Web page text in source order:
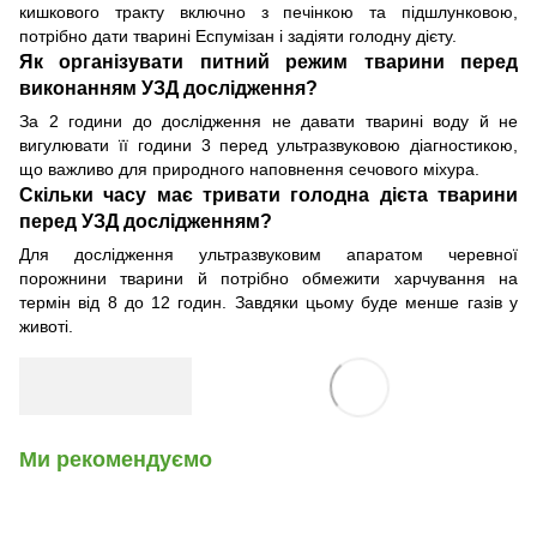
кишкового тракту включно з печінкою та підшлунковою,
потрібно дати тварині Еспумізан і задіяти голодну дієту.
Як організувати питний режим тварини перед
виконанням УЗД дослідження?
За 2 години до дослідження не давати тварині воду й не
вигулювати її години 3 перед ультразвуковою діагностикою,
що важливо для природного наповнення сечового міхура.
Скільки часу має тривати голодна дієта тварини
перед УЗД дослідженням?
Для дослідження ультразвуковим апаратом черевної
порожнини тварини й потрібно обмежити харчування на
термін від 8 до 12 годин. Завдяки цьому буде менше газів у
животі.
Ми рекомендуємо